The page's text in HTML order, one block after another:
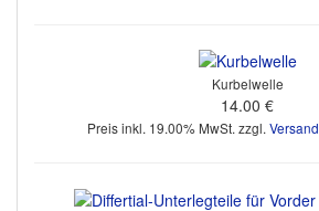
Kurbelwelle
14.00 €
Preis inkl. 19.00% MwSt. zzgl. Versand